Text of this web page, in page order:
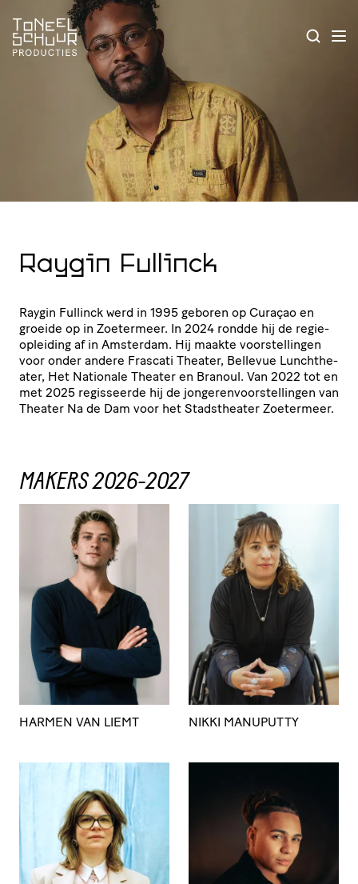
Raygin Fullinck
Raygin Fullinck werd in 1995 geboren op Curaçao en
groeide op in Zoetermeer. In 2024 rondde hij de regie­
op­lei­ding af in Amsterdam. Hij maakte voor­stel­lingen
voor onder andere Frascati Theater, Bellevue Lunch­t­he­
ater, Het Nationale Theater en Branoul. Van 2022 tot en
met 2025 regisseerde hij de jonge­ren­voor­stel­lingen van
Theater Na de Dam voor het Stads­the­ater Zoetermeer.
MAKERS 2026-2027
HARMEN VAN LIEMT NIKKI MANUPUTTY